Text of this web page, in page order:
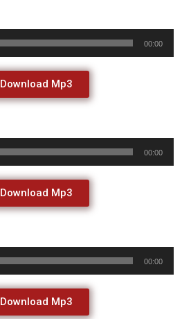
00:00
Download Mp3
00:00
Download Mp3
00:00
Download Mp3